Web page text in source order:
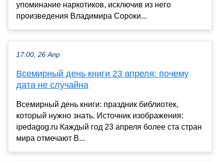
упоминание наркотиков, исключив из него
произведения Владимира Сороки...
17:00, 26 Апр
Всемирный день книги 23 апреля: почему
дата не случайна
Всемирный день книги: праздник библиотек,
который нужно знать. Источник изображения:
ipedagog.ru Каждый год 23 апреля более ста стран
мира отмечают В...